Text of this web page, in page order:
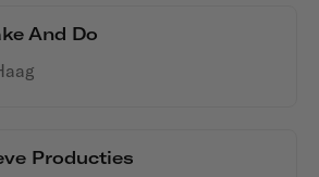
And Do
Producties